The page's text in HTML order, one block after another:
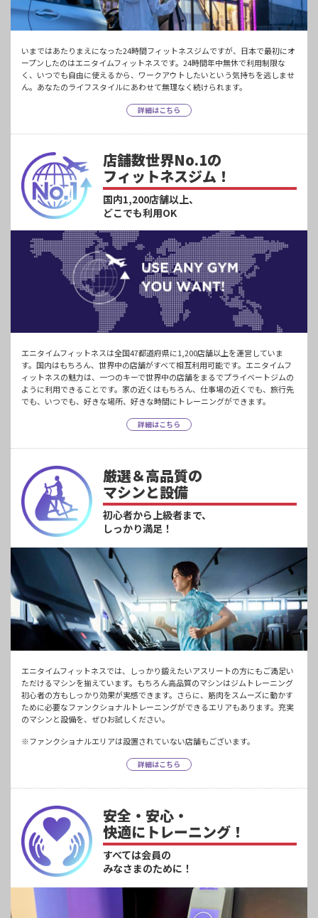
いまではあたりまえになった24時間フィットネスジムですが、日本で最初にオ
ープンしたのはエニタイムフィットネスです。24時間年中無休で利用制限な
く、いつでも自由に使えるから、ワークアウトしたいという気持ちを逃しませ
ん。あなたのライフスタイルにあわせて無理なく続けられます。
詳細はこちら
店舗数世界No.1の
フィットネスジム！
国内1,200店舗以上、
どこでも利用OK
エニタイムフィットネスは全国47都道府県に1,200店舗以上を運営していま
す。国内はもちろん、世界中の店舗がすべて相互利用可能です。エニタイムフ
ィットネスの魅力は、一つのキーで世界中の店舗をまるでプライベートジムの
ように利用できることです。家の近くはもちろん、仕事場の近くでも、旅行先
でも、いつでも、好きな場所、好きな時間にトレーニングができます。
詳細はこちら
厳選＆高品質の
マシンと設備
初心者から上級者まで、
しっかり満足！
エニタイムフィットネスでは、しっかり鍛えたいアスリートの方にもご満足い
ただけるマシンを揃えています。もちろん高品質のマシンはジムトレーニング
初心者の方もしっかり効果が実感できます。さらに、筋肉をスムーズに動かす
ために必要なファンクショナルトレーニングができるエリアもあります。充実
のマシンと設備を、ぜひお試しください。
※ファンクショナルエリアは設置されていない店舗もございます。
詳細はこちら
安全・安心・
快適にトレーニング！
すべては会員の
みなさまのために！